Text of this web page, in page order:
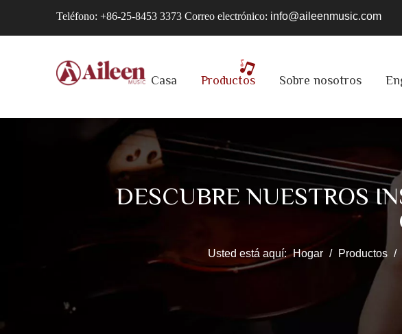
Teléfono: +86-25-8453 3373 Correo electrónico: info@aileenmusic.com
Casa Productos Sobre nosotros
DESCUBRE NUESTROS
Usted está aquí: Hogar / Productos /